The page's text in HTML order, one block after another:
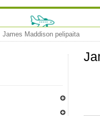
James Maddison pelipaita